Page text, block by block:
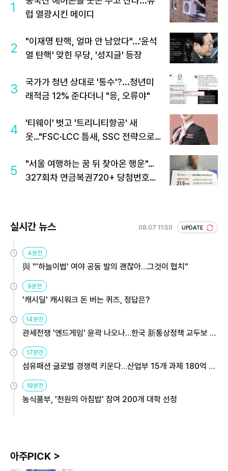
1
럽 열광시킨 메이디
2
"이재명 탄핵, 얼마 안 남았다"...'윤석
열 탄핵' 맞힌 무당, '성지글' 등장
3
국가가 청년 상대로 '통수'?...청년미
래적금 12% 준다더니 "응, 오류야"
4
'티웨이' 벗고 '트리니티항공' 새
옷…"FSC·LCC 틈새, SSC 전략으로
5
"서울 여행하는 꿈 뒤 찾아온 행운"…
327회차 연금복권720+ 당첨번호조
실시간 뉴스 08.07 11:50 UPDATE
4분전
與 "'하늘이법' 여야 공동 발의 괜찮아…그것이 협치"
9분전
'캐시딜' 캐시워크 돈 버는 퀴즈, 정답은?
14분전
관세전쟁 '엔드게임' 윤곽 나오나…한국 新통상정책 교두보 활
용해야
17분전
섬유패션 글로벌 경쟁력 키운다…산업부 15개 과제 180억 지
원
18분전
농식품부, '천원의 아침밥' 참여 200개 대학 선정
아주PICK >